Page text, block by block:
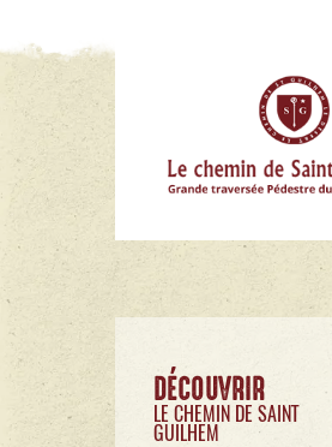
DÉCOUVRIR
LE CHEMIN DE SAINT
GUILHEM